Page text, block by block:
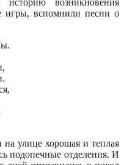
игры, вспомнили песни о
на улице хорошая и теплая
подопечные отделения. И